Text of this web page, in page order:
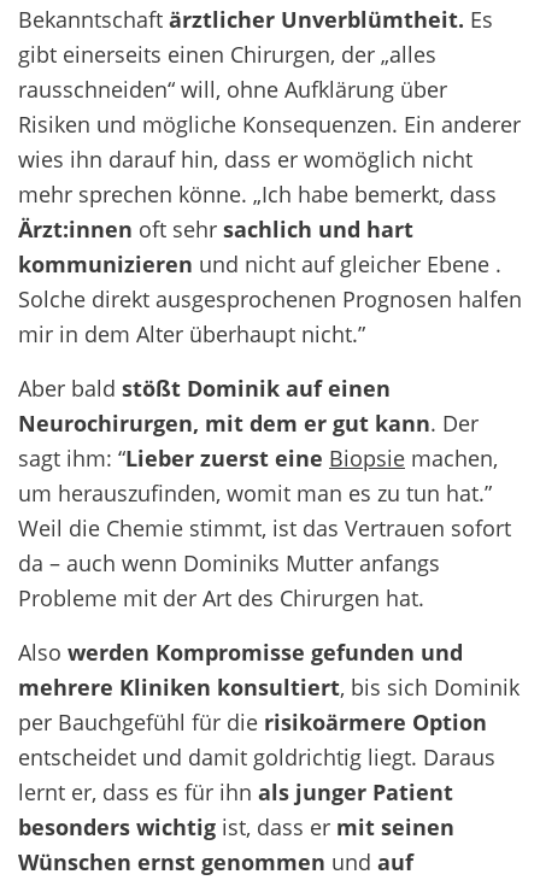
Bekanntschaft ärztlicher Unverblümtheit. Es
gibt einerseits einen Chirurgen, der „alles
rausschneiden“ will, ohne Aufklärung über
Risiken und mögliche Konsequenzen. Ein anderer
wies ihn darauf hin, dass er womöglich nicht
mehr sprechen könne. „Ich habe bemerkt, dass
Ärzt:innen oft sehr sachlich und hart
kommunizieren und nicht auf gleicher Ebene .
Solche direkt ausgesprochenen Prognosen halfen
mir in dem Alter überhaupt nicht.”
Aber bald stößt Dominik auf einen
Neurochirurgen, mit dem er gut kann. Der
sagt ihm: “Lieber zuerst eine Biopsie machen,
um herauszufinden, womit man es zu tun hat.”
Weil die Chemie stimmt, ist das Vertrauen sofort
da – auch wenn Dominiks Mutter anfangs
Probleme mit der Art des Chirurgen hat.
Also werden Kompromisse gefunden und
mehrere Kliniken konsultiert, bis sich Dominik
per Bauchgefühl für die risikoärmere Option
entscheidet und damit goldrichtig liegt. Daraus
lernt er, dass es für ihn als junger Patient
besonders wichtig ist, dass er mit seinen
Wünschen ernst genommen und auf